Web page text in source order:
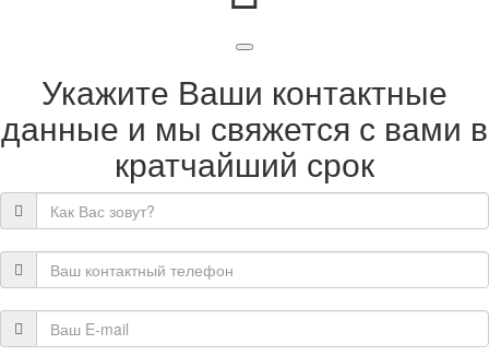
Укажите Ваши контактные
данные и мы свяжется с вами в
кратчайший срок